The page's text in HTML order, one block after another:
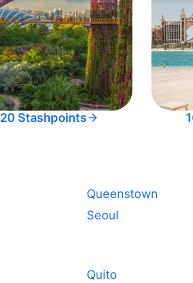
20 Stashpoints
Queenstown
Seoul
Quito